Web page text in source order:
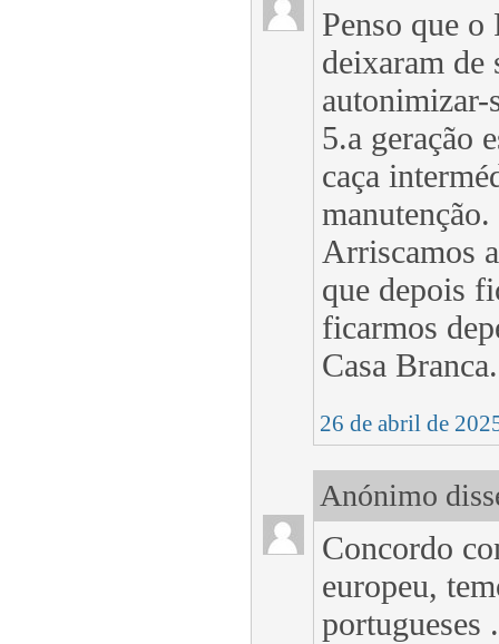
Penso que
deixaram de
autonimizar-
5.a geração
caça
Arriscamos
que depois
ficarmos
Casa Branca.
26 de abril de
Anónimo
Concordo
europeu,
portugueses .